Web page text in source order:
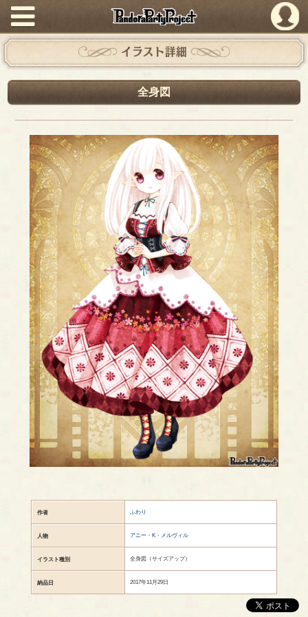
PandoraPartyProject
イラスト詳細
全身図
作者 ふわり
人物 アニー・K・メルヴィル
イラスト種別 全身図（サイズアップ）
納品日 2017年11月29日